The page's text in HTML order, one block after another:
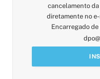
cancelamento
diretamente no
Encarregado